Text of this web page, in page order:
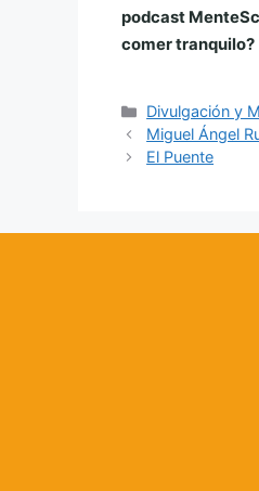
podcast
comer tranquilo?
Categorías
Divulgación y
Miguel Ángel
El Puente